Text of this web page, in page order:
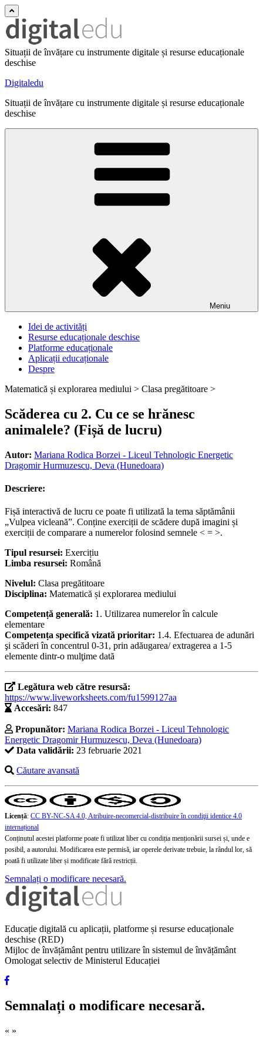
Situații de învățare cu instrumente digitale și resurse educaționale
deschise
Digitaledu
Situații de învățare cu instrumente digitale și resurse educaționale
deschise
Meniu
Idei de activități
Resurse educaționale deschise
Platforme educaționale
Aplicații educaționale
Despre
Matematică și explorarea mediului > Clasa pregătitoare >
Scăderea cu 2. Cu ce se hrănesc
animalele? (Fișă de lucru)
Autor: Mariana Rodica Borzei - Liceul Tehnologic Energetic
Dragomir Hurmuzescu, Deva (Hunedoara)
Descriere:
Fișă interactivă de lucru ce poate fi utilizată la tema săptămânii
„Vulpea vicleană”. Conține exerciții de scădere după imagini și
exerciții de comparare a numerelor folosind semnele < = >.
Tipul resursei: Exercițiu
Limba resursei: Română
Nivelul: Clasa pregătitoare
Disciplina: Matematică și explorarea mediului
Competență generală: 1. Utilizarea numerelor în calcule
elementare
Competența specifică vizată prioritar: 1.4. Efectuarea de adunări
şi scăderi în concentrul 0-31, prin adăugarea/ extragerea a 1-5
elemente dintr-o mulţime dată
Legătura web către resursă:
https://www.liveworksheets.com/fu1599127aa
Accesări: 847
Propunător: Mariana Rodica Borzei - Liceul Tehnologic
Energetic Dragomir Hurmuzescu, Deva (Hunedoara)
Data validării: 23 februarie 2021
Căutare avansată
Licență: CC BY-NC-SA 4.0, Atribuire-necomercial-distribuire în condiţii identice 4.0
internațional
Conținutul acestei platforme poate fi utilizat liber cu condiția menționării sursei și, unde e
posibil, a autorului. Modificarea este permisă, iar operele derivate trebuie, la rândul lor, să
poată fi utilizate liber și modificate fără restricții.
Semnalați o modificare necesară.
Educație digitală cu aplicații, platforme și resurse educaționale
deschise (RED)
Mijloc de învățământ pentru utilizare în sistemul de învățământ
Omologat selectiv de Ministerul Educației
Semnalați o modificare necesară.
« »